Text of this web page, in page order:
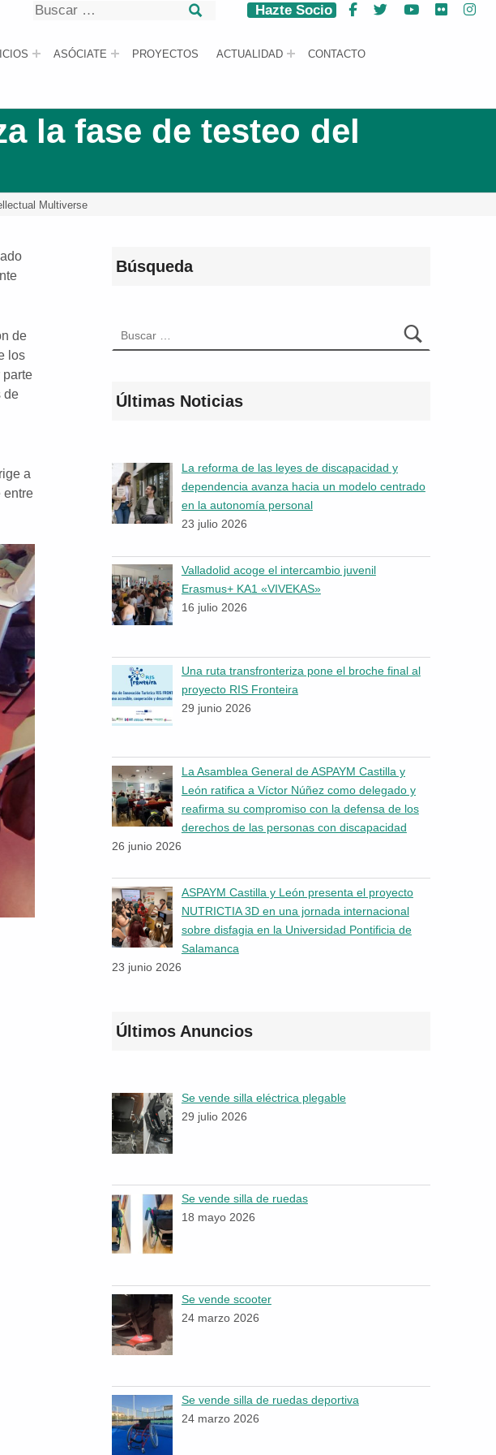
ASÓCIATE PROYECTOS ACTUALIDAD CONTACTO
Buscar
Hazte Socio Facebook
Twitter YouTube
Flickr
la fase de testeo del
Multiverse
de
los
parte
de
a
entre
Búsqueda
Últimas Noticias
La reforma de las leyes de discapacidad y
dependencia avanza hacia un modelo centrado
en la autonomía personal
23 julio 2026
Valladolid acoge el intercambio juvenil
Erasmus+ KA1 «VIVEKAS»
16 julio 2026
Una ruta transfronteriza pone el broche final al
proyecto RIS Fronteira
29 junio 2026
La Asamblea General de ASPAYM Castilla y
León ratifica a Víctor Núñez como delegado y
reafirma su compromiso con la defensa de los
derechos de las personas con discapacidad
26 junio 2026
ASPAYM Castilla y León presenta el proyecto
NUTRICTIA 3D en una jornada internacional
sobre disfagia en la Universidad Pontificia de
Salamanca
23 junio 2026
Últimos Anuncios
Se vende silla eléctrica plegable
29 julio 2026
Se vende silla de ruedas
18 mayo 2026
Se vende scooter
24 marzo 2026
Se vende silla de ruedas deportiva
24 marzo 2026